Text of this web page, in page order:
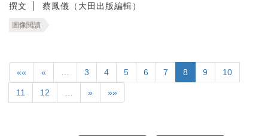
撰文 蔡鳳儀（大田出版編輯）
圖像閱讀
«« « 3 4 5 6 7 8 9 10
11 12 » »»